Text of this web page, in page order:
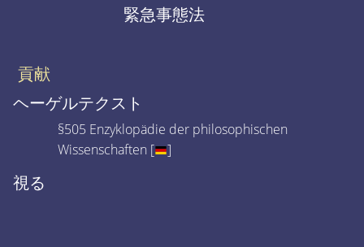
緊急事態法
貢献
ヘーゲルテクスト
§505 Enzyklopädie der philosophischen
Wissenschaften [
]
視る